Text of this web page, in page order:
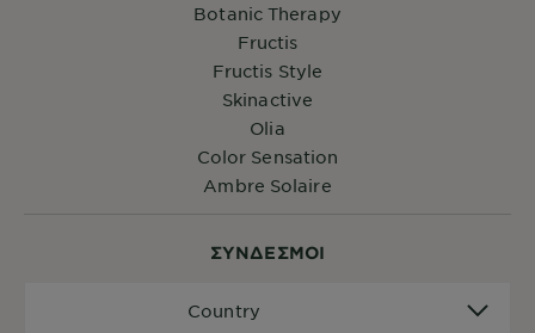
ΣYΝΔΕΣΜΟΙ
Country
Botanic Therapy
Fructis
Fructis Style
Skinactive
Olia
Color Sensation
Ambre Solaire